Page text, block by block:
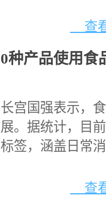
查
种产品使用食
宫国强表示，
。据统计，目
签，涵盖日常
查